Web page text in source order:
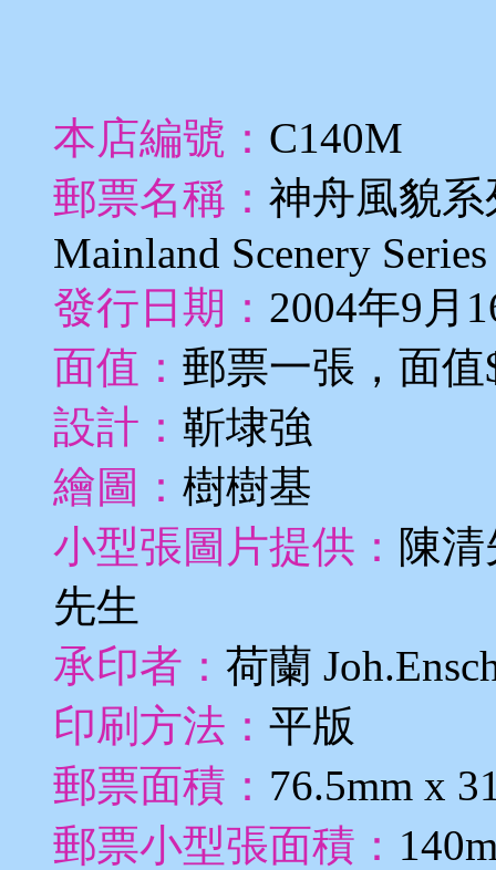
本店編號： C140M
郵票名稱： 神舟風貌
Mainland Scenery
發行日期： 2004年9月
面值： 郵票一張，面值
設計： 靳埭強
繪圖： 樹樹基
小型張圖片提供： 陳
先生
承印者： 荷蘭
印刷方法： 平版
郵票面積： 76.5mm x
郵票小型張面積：